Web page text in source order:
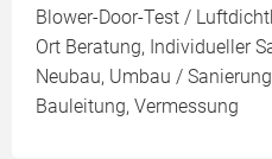
Blower-Door-Test /
Ort Beratung, Individueller
Neubau, Umbau /
Bauleitung, Vermessung